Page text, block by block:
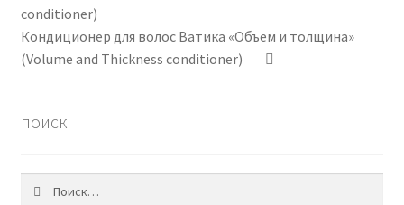
Кондиционер для волос Ватика «Объем и толщина»
(Volume and Thickness conditioner)
поиск